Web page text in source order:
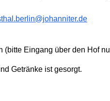
(bitte Eingang über den Hof
Getränke ist gesorgt.